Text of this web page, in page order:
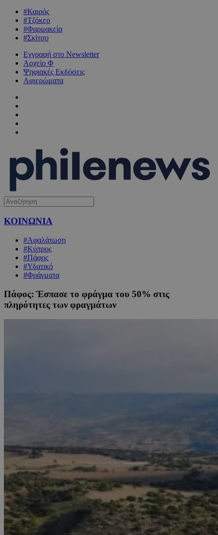
#Καιρός
#Τζόκερ
#Φαρμακεία
#Σκίτσο
Εγγραφή στο Newsletter
Αρχείο Φ
Ψηφιακές Εκδόσεις
Αφιερώματα
ΚΟΙΝΩΝΙΑ
#Αφαλάτωση
#Κύπρος
#Πάφος
#Υδατικό
#Φράγματα
Πάφος: Έσπασε το φράγμα του 50% στις
πληρότητες των φραγμάτων